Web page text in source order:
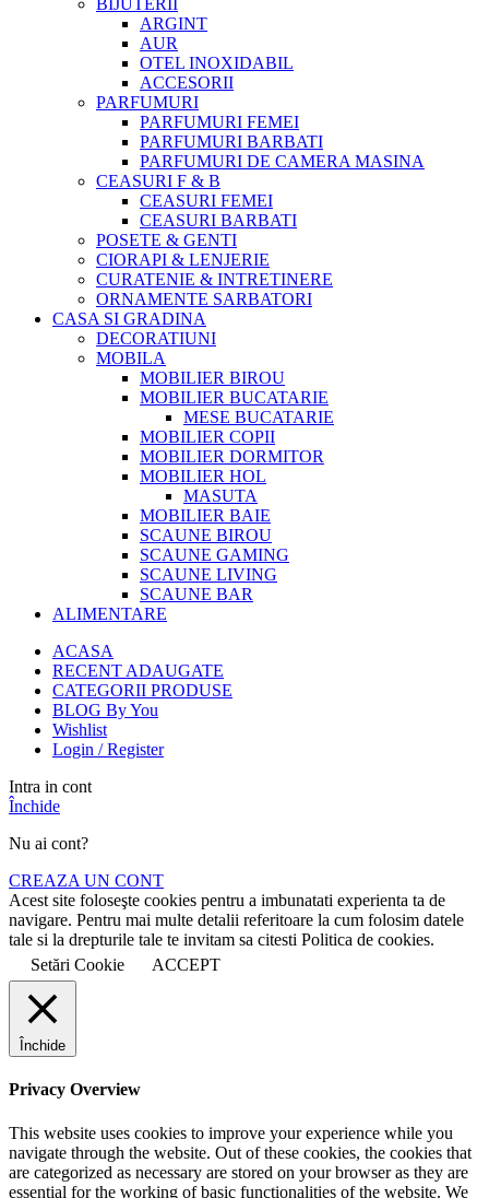
BIJUTERII
ARGINT
AUR
OTEL INOXIDABIL
ACCESORII
PARFUMURI
PARFUMURI FEMEI
PARFUMURI BARBATI
PARFUMURI DE CAMERA MASINA
CEASURI F & B
CEASURI FEMEI
CEASURI BARBATI
POSETE & GENTI
CIORAPI & LENJERIE
CURATENIE & INTRETINERE
ORNAMENTE SARBATORI
CASA SI GRADINA
DECORATIUNI
MOBILA
MOBILIER BIROU
MOBILIER BUCATARIE
MESE BUCATARIE
MOBILIER COPII
MOBILIER DORMITOR
MOBILIER HOL
MASUTA
MOBILIER BAIE
SCAUNE BIROU
SCAUNE GAMING
SCAUNE LIVING
SCAUNE BAR
ALIMENTARE
ACASA
RECENT ADAUGATE
CATEGORII PRODUSE
BLOG By You
Wishlist
Login / Register
Intra in cont
Închide
Nu ai cont?
CREAZA UN CONT
Acest site foloseşte cookies pentru a imbunatati experienta ta de
navigare. Pentru mai multe detalii referitoare la cum folosim datele
tale si la drepturile tale te invitam sa citesti Politica de cookies.
Setări Cookie
ACCEPT
Închide
Privacy Overview
This website uses cookies to improve your experience while you
navigate through the website. Out of these cookies, the cookies that
are categorized as necessary are stored on your browser as they are
essential for the working of basic functionalities of the website. We